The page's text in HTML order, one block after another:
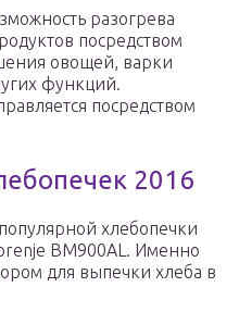
разогрева
посредством
овощей, варки
функций.
посредством
2016
хлебопечки
BM900AL. Именно
для выпечки хлеба в